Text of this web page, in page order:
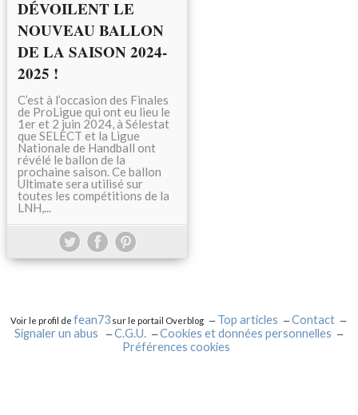
DÉVOILENT LE
NOUVEAU BALLON
DE LA SAISON 2024-
2025 !
C’est à l’occasion des Finales
de ProLigue qui ont eu lieu le
1er et 2 juin 2024, à Sélestat
que SELECT et la Ligue
Nationale de Handball ont
révélé le ballon de la
prochaine saison. Ce ballon
Ultimate sera utilisé sur
toutes les compétitions de la
LNH,...
Voir le profil defean73 sur le portail Overblog Top articles
Contact
Signaler un abus
C.G.U.
Cookies et données personnelles
Préférences cookies